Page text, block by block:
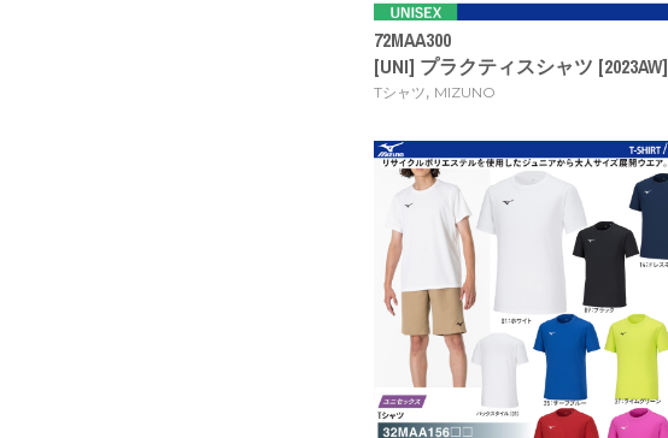
72MAA300
[UNI] プラクティスシャツ [2023AW]
Tシャツ, MIZUNO